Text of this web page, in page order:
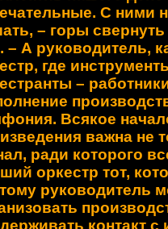
С ними
– горы
– А руководитель,
где
–
Всякое
важна не
ради которого
оркестр тот,
руководитель